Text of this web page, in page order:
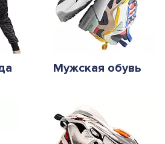
Мужская обувь